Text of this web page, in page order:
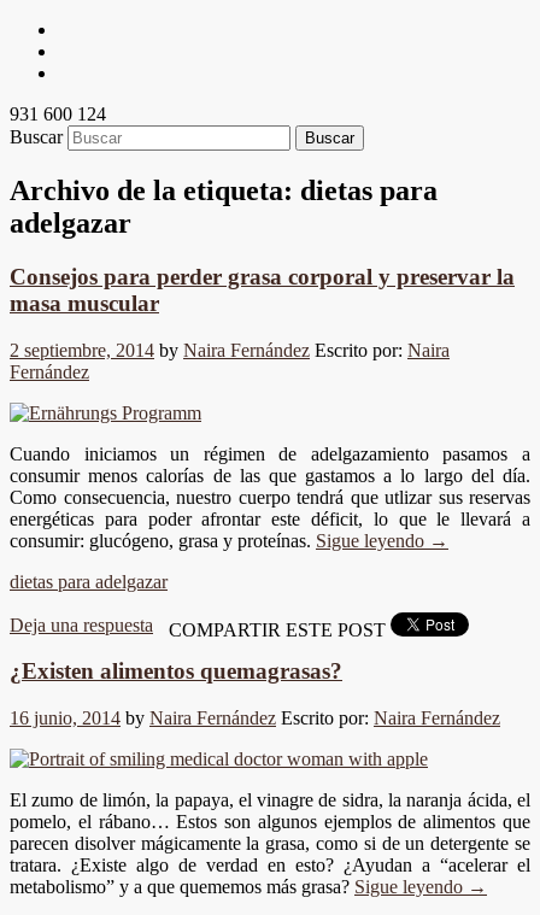
931 600 124
Buscar
Archivo de la etiqueta: dietas para
adelgazar
Consejos para perder grasa corporal y preservar la
masa muscular
2 septiembre, 2014 by Naira Fernández Escrito por: Naira
Fernández
Cuando iniciamos un régimen de adelgazamiento pasamos a
consumir menos calorías de las que gastamos a lo largo del día.
Como consecuencia, nuestro cuerpo tendrá que utlizar sus reservas
energéticas para poder afrontar este déficit, lo que le llevará a
consumir: glucógeno, grasa y proteínas. Sigue leyendo →
dietas para adelgazar
Deja una respuesta COMPARTIR ESTE POST
¿Existen alimentos quemagrasas?
16 junio, 2014 by Naira Fernández Escrito por: Naira Fernández
El zumo de limón, la papaya, el vinagre de sidra, la naranja ácida, el
pomelo, el rábano… Estos son algunos ejemplos de alimentos que
parecen disolver mágicamente la grasa, como si de un detergente se
tratara. ¿Existe algo de verdad en esto? ¿Ayudan a “acelerar el
metabolismo” y a que quememos más grasa? Sigue leyendo →